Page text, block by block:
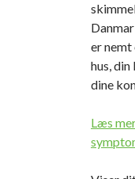
er
hus,
dine
Læs